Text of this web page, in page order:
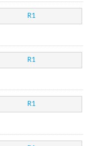
R1
R1
R1